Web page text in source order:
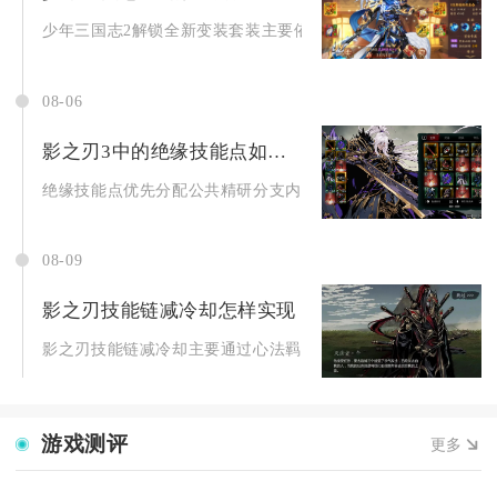
少年三国志2解锁全新变装套装主要依靠系统等级前置解锁系统
08-06
影之刃3中的绝缘技能点如何安排
绝缘技能点优先分配公共精研分支内绝缘抗性、绝缘触发时长
08-09
影之刃技能链减冷却怎样实现
影之刃技能链减冷却主要通过心法羁绊、装备刻印、技能链搭
游戏测评 更多